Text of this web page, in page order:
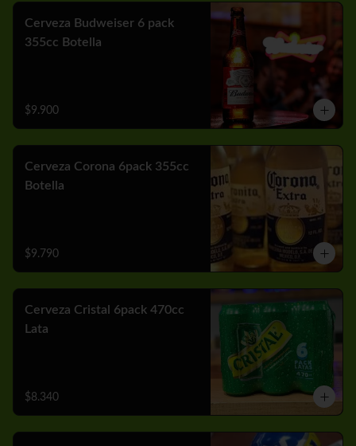
Cerveza Budweiser 6 pack
355cc Botella
$9.900
Cerveza Corona 6pack 355cc
Botella
$9.790
Cerveza Cristal 6pack 470cc
Lata
$8.340